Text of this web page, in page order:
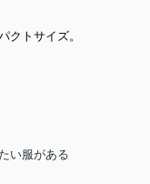
クトサイズ。
い服がある